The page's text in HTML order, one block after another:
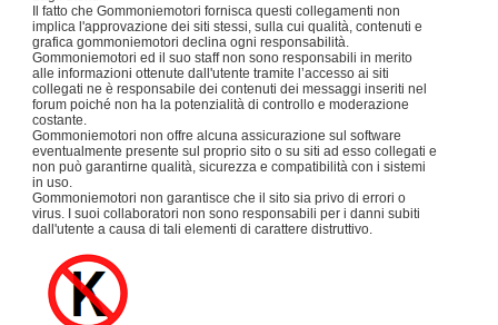
Il fatto che Gommoniemotori fornisca questi collegamenti non
implica l'approvazione dei siti stessi, sulla cui qualità, contenuti e
grafica gommoniemotori declina ogni responsabilità.
Gommoniemotori ed il suo staff non sono responsabili in merito
alle informazioni ottenute dall'utente tramite l’accesso ai siti
collegati ne è responsabile dei contenuti dei messaggi inseriti nel
forum poiché non ha la potenzialità di controllo e moderazione
costante.
Gommoniemotori non offre alcuna assicurazione sul software
eventualmente presente sul proprio sito o su siti ad esso collegati e
non può garantirne qualità, sicurezza e compatibilità con i sistemi
in uso.
Gommoniemotori non garantisce che il sito sia privo di errori o
virus. I suoi collaboratori non sono responsabili per i danni subiti
dall'utente a causa di tali elementi di carattere distruttivo.